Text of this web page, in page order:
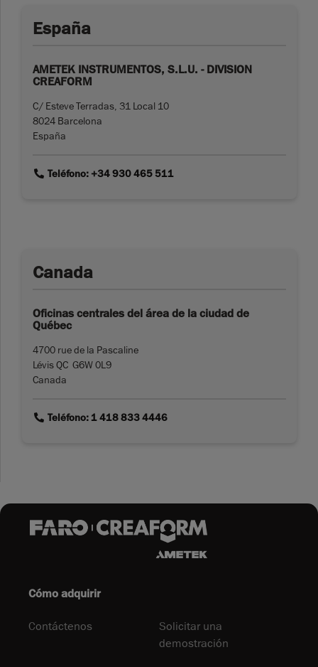
España
AMETEK INSTRUMENTOS, S.L.U. - DIVISION
CREAFORM
C/ Esteve Terradas, 31 Local 10
8024 Barcelona
España
linkTeléfono: +34 930 465 511
Canada
Oficinas centrales del área de la ciudad de
Québec
4700 rue de la Pascaline
Lévis QC G6W 0L9
Canada
linkTeléfono: 1 418 833 4446
Cómo adquirir
Contáctenos
Solicitar una
demostración